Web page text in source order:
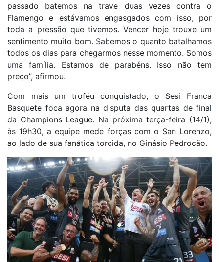
passado batemos na trave duas vezes contra o
Flamengo e estávamos engasgados com isso, por
toda a pressão que tivemos. Vencer hoje trouxe um
sentimento muito bom. Sabemos o quanto batalhamos
todos os dias para chegarmos nesse momento. Somos
uma família. Estamos de parabéns. Isso não tem
preço”, afirmou.
Com mais um troféu conquistado, o Sesi Franca
Basquete foca agora na disputa das quartas de final
da Champions League. Na próxima terça-feira (14/1),
às 19h30, a equipe mede forças com o San Lorenzo,
ao lado de sua fanática torcida, no Ginásio Pedrocão.